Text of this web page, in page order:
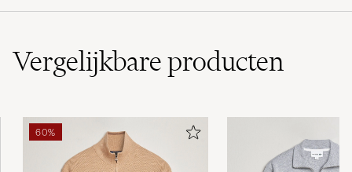
Vergelijkbareproducten
60%